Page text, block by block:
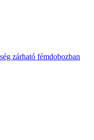
zárható fémdobozban